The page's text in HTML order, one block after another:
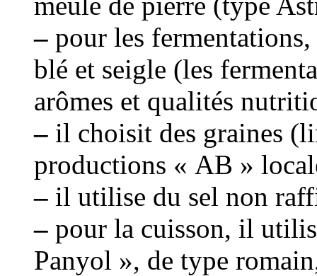
– pour les
blé et seigle (les
arômes et qualités
– il choisit des graines
productions « AB »
– il utilise du sel non
– pour la cuisson, il
Panyol », de type